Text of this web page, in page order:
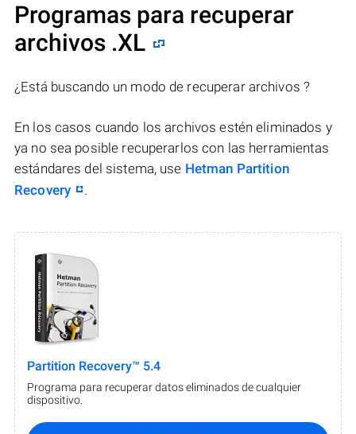
Programas para recuperar
archivos .XL
¿Está buscando un modo de recuperar archivos ?
En los casos cuando los archivos estén eliminados y
ya no sea posible recuperarlos con las herramientas
estándares del sistema, use Hetman Partition
Recovery
.
Partition Recovery™ 5.4
Programa para recuperar datos eliminados de cualquier
dispositivo.